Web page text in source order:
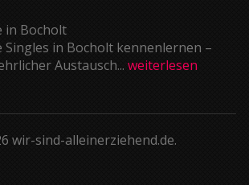
in Bocholt
Singles in Bocholt kennenlernen –
Austausch... weiterlesen
wir-sind-alleinerziehend.de.